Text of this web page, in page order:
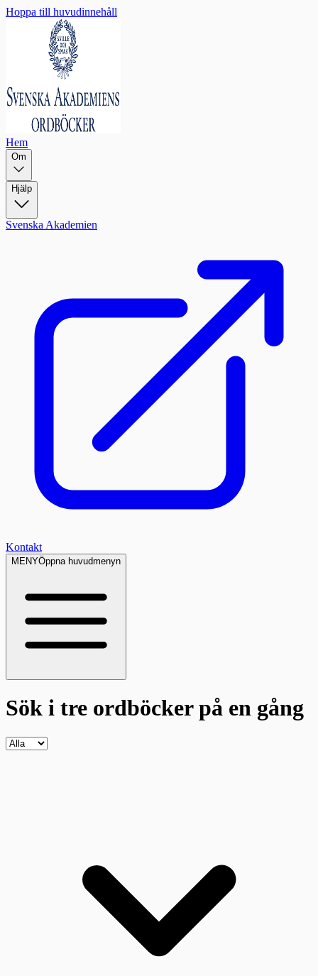
Hoppa till huvudinnehåll
Hem
Om
Hjälp
Svenska Akademien
Kontakt
MENYÖppna huvudmenyn
Sök i tre ordböckerpå en gång